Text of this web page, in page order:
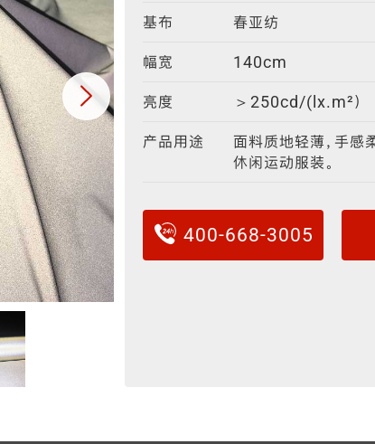
柔软反光面料 彩色反光面料
冲孔反光布 夜光面料
亮银反光布 耐水洗反光布
反光热贴膜 反光织带
反光丝 反光晶格
反光棉衣 T恤执勤服
基布 春亚纺
幅宽 140cm
亮度 ＞250cd/(lx.m²）
产品用途
面料质地轻薄，手感
休闲运动服装。
400-668-3005